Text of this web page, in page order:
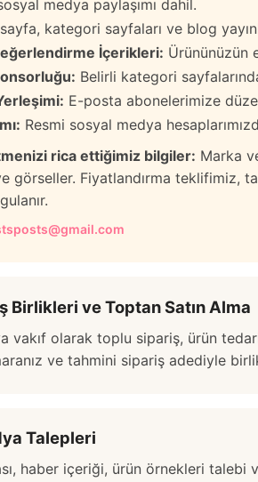
medya paylaşımı dahil.
kategori sayfaları ve blog
İçerikleri: Ürününüzün
Belirli kategori
E-posta abonelerimize
Resmi sosyal medya
rica ettiğimiz bilgiler: Marka
görseller. Fiyatlandırma teklifimiz,
Birlikleri ve Toptan Satın Alma
vakıf olarak toplu sipariş, ürün
ve tahmini sipariş adediyle
Talepleri
haber içeriği, ürün örnekleri